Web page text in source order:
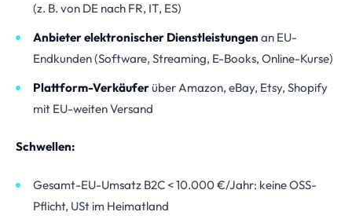
(z. B. von DE nach FR, IT, ES)
Anbieter elektronischer Dienstleistungen an EU-
Endkunden (Software, Streaming, E-Books, Online-Kurse)
Plattform-Verkäuferüber Amazon, eBay, Etsy, Shopify
mit EU-weiten Versand
Schwellen:
Gesamt-EU-Umsatz B2C < 10.000 €/Jahr: keine OSS-
Pflicht, USt im Heimatland